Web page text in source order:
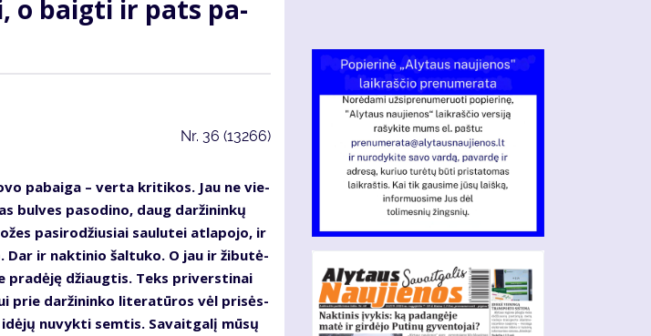
o baig­ti ir pats pa­
Nr. 36 (13266)
pa­bai­ga – ver­ta kri­ti­kos. Jau ne vie­
bul­ves pa­so­di­no, daug dar­ži­nin­kų
pa­si­ro­džiu­siai sau­lu­tei at­la­po­jo, ir
Dar ir nak­ti­nio šal­tu­ko. O jau ir ži­bu­tė­
pra­dė­ję džiaug­tis. Teks pri­vers­ti­nai
prie dar­ži­nin­ko li­te­ra­tū­ros vėl pri­sės­
nu­vyk­ti sem­tis. Sa­vait­ga­lį mū­sų